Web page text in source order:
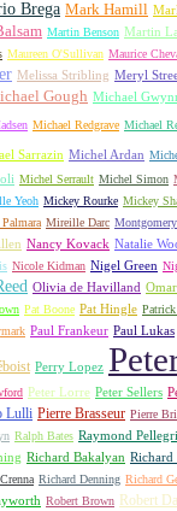
Brega Mark Hamill
Martin Benson Martin
Maureen O'Sullivan Maurice
Melissa Stribling Meryl
Gough Michael
Michael Redgrave Michael
Sarrazin Michel Ardan
Michel Serrault Michel Simon
Yeoh Mickey Rourke Mickey
Mireille Darc
Nancy Kovack Natalie
Nicole Kidman Nigel Green
Olivia de Havilland
Pat Boone Pat Hingle
Paul Frankeur Paul Lukas
Perry Lopez
Peter Lorre Peter Sellers
Lulli Pierre Brasseur Pierre
Ralph Bates Raymond
Richard Bakalyan Richard
Richard Denning Richard
Robert Brown Robert